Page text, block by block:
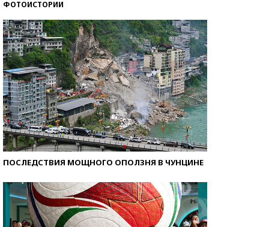
ФОТОИСТОРИИ
ПОСЛЕДСТВИЯ МОЩНОГО ОПОЛЗНЯ В ЧУНЦИНЕ